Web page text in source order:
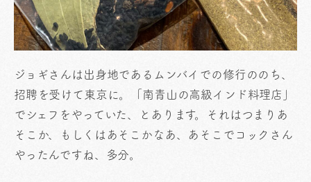
ジョギさんは出身地であるムンバイでの修行ののち、
招聘を受けて東京に。「南青山の高級インド料理店」
でシェフをやっていた、とあります。それはつまりあ
そこか、もしくはあそこかなあ、あそこでコックさん
やったんですね、多分。